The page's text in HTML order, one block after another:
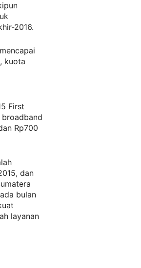
2016.
kuota
First
Rp700
dan
bulan
layanan